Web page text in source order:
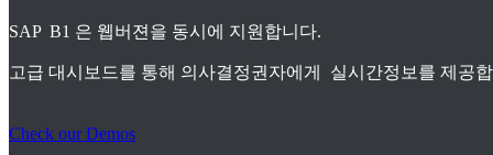
SAP B1 은 웹버젼을 동시에 지원합니다.
고급 대시보드를 통해 의사결정권자에게 실시간정보를 제공
Check our Demos